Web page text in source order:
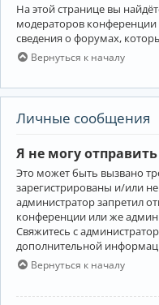
На этой странице вы
модераторов
сведения о форумах,
Вернуться к началу
Личные сообщения
Я не могу
Это может быть вызвано
зарегистрированы и/или
администратор запретил
конференции или же
Свяжитесь с
дополнительной
Вернуться к началу